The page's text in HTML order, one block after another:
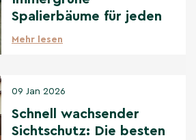
Spalierbäume für jeden
Standort: Sonne bis
Mehr lesen
09 Jan 2026
Schnell wachsender
Sichtschutz: Die besten